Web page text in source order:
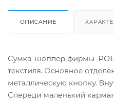
ОПИСАНИЕ
Сумка-шоппер фирмы
текстиля. Основное
металлическую кнопку.
Спереди маленький